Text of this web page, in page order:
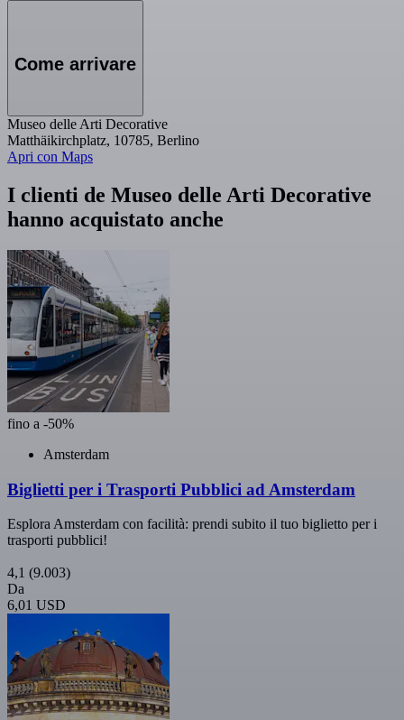
Come arrivare
Museo delle Arti Decorative
Matthäikirchplatz, 10785, Berlino
Apri con Maps
I clienti de Museo delle Arti Decorative
hanno acquistato anche
fino a -50%
Amsterdam
Biglietti per i Trasporti Pubblici ad Amsterdam
Esplora Amsterdam con facilità: prendi subito il tuo biglietto per i
trasporti pubblici!
4,1 (9.003)
Da
6,01 USD